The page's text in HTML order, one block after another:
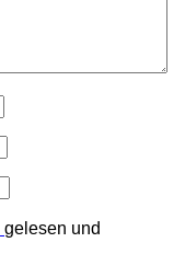
gelesen und